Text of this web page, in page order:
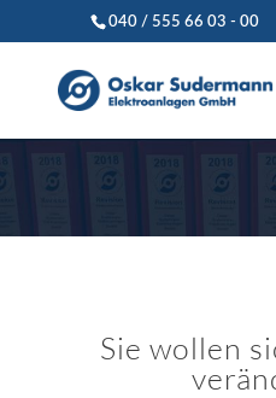
040 / 555 66 03 - 00
Sie wollen